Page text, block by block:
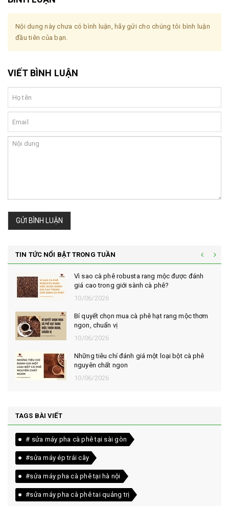
Nội dung này chưa có bình luận, hãy gửi cho chúng tôi bình luận
đầu tiên của bạn.
VIẾT BÌNH LUẬN
GỬI BÌNH LUẬN
TIN TỨC NỔI BẬT TRONG TUẦN
Vì sao cà phê robusta rang mộc được đánh
giá cao trong giới sành cà phê?
10/06/2026
Bí quyết chọn mua cà phê hạt rang mộc thơm
ngon, chuẩn vị
10/06/2026
Những tiêu chí đánh giá một loại bột cà phê
nguyên chất ngon
10/06/2026
TAGS BÀI VIẾT
# sửa máy pha cà phê tại sài gòn
#sửa máy ép trái cây
#sửa máy pha cà phê tại hà nội
#sửa máy pha cà phê tai quảng trị